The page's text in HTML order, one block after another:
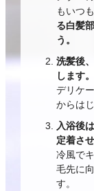
もいつ
る白髪
う。
洗髪後
します。
デリケ
からは
入浴後
定着させ
冷風で
毛先に
す。